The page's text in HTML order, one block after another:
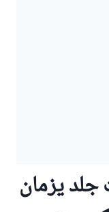
یزمان